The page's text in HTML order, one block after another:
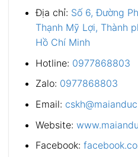
Địa chỉ: Số 6, Đường
Thạnh Mỹ Lợi, Thành
Hồ Chí Minh
Hotline: 0977868803
Zalo: 0977868803
Email:
Website:
Facebook: